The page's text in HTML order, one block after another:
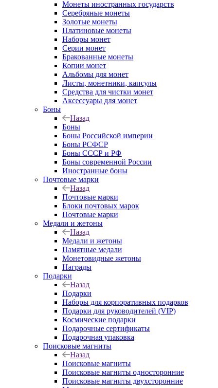
Монеты иностранных государств
Серебряные монеты
Золотые монеты
Платиновые монеты
Наборы монет
Серии монет
Бракованные монеты
Копии монет
Альбомы для монет
Листы, монетники, капсулы
Средства для чистки монет
Аксессуары для монет
Боны
Назад
Боны
Боны Российской империи
Боны РСФСР
Боны СССР и РФ
Боны современной России
Иностранные боны
Почтовые марки
Назад
Почтовые марки
Блоки почтовых марок
Почтовые марки
Медали и жетоны
Назад
Медали и жетоны
Памятные медали
Монетовидные жетоны
Награды
Подарки
Назад
Подарки
Наборы для корпоративных подарков
Подарки для руководителей (VIP)
Космические подарки
Подарочные сертификаты
Подарочная упаковка
Поисковые магниты
Назад
Поисковые магниты
Поисковые магниты односторонние
Поисковые магниты двухсторонние